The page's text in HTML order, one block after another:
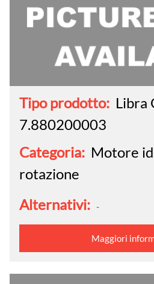
Tipo prodotto: Libra
7.880200003
Categoria: Motore
rotazione
Alternativi: -
Maggiori